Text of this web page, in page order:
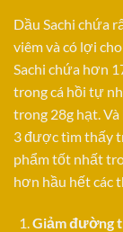
Dầu Sachi chứa
viêm và có lợi
Sachi chứa hơn
trong cá hồi tự
trong 28g hạt.
3 được tìm thấy
phẩm tốt nhất
hơn hầu hết các
Giảm đường